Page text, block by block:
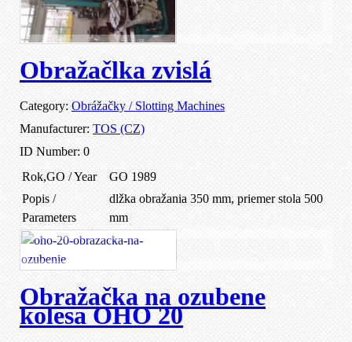
Obražačlka zvislá
Category:Obrážačky / Slotting Machines
Manufacturer:TOS (CZ)
ID Number:0
Rok,GO / Year
GO 1989
Popis /
Parameters
dlžka obražania 350 mm, priemer stola 500
mm
Obražačka na ozubene
kolesa OHO 20